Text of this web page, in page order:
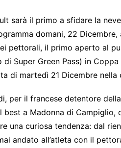
sarà il primo a sfidare la
domani, 22
pettorali, il primo aperto al
di Super Green Pass) in
di martedì 21 Dicembre nella
per il francese detentore
best a Madonna di
una curiosa tendenza: dal
andato all’atleta con il